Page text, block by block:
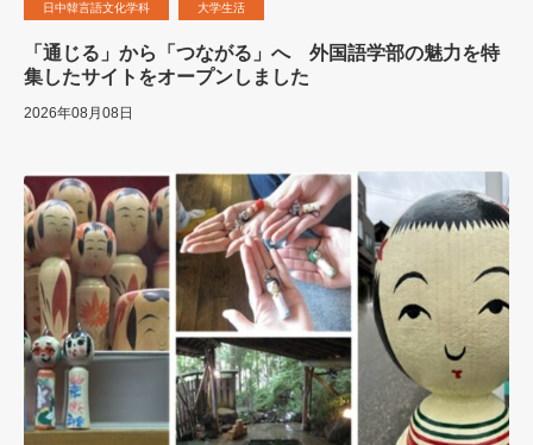
日中韓言語文化学科 大学生活
「通じる」から「つながる」へ 外国語学部の魅力を特
集したサイトをオープンしました
2026年08月08日